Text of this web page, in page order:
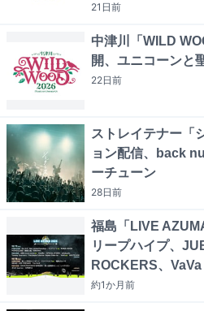
21日前
中津川「WILD
開、ユニコーンと
22日前
ストレイテナー「
ョン配信、back
ーチューン
28日前
福島「LIVE
リープハイプ、
ROCKERS、VaVa
約1か月前